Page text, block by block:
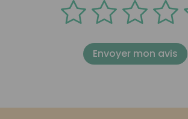
Envoyer mon avis